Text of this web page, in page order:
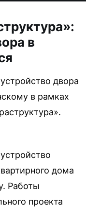
в
двора
в рамках
дома
Работы
проекта